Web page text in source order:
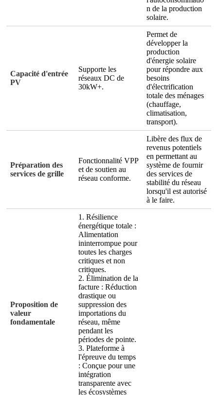
n de la production
solaire.
Capacité d'entrée
PV
Supporte les
réseaux DC de
30kW+.
Permet de
développer la
production
d'énergie solaire
pour répondre aux
besoins
d'électrification
totale des ménages
(chauffage,
climatisation,
transport).
Préparation des
services de grille
Fonctionnalité VPP
et de soutien au
réseau conforme.
Libère des flux de
revenus potentiels
en permettant au
système de fournir
des services de
stabilité du réseau
lorsqu'il est autorisé
à le faire.
Proposition de
valeur
fondamentale
1. Résilience
énergétique totale :
Alimentation
ininterrompue pour
toutes les charges
critiques et non
critiques.
2. Élimination de la
facture : Réduction
drastique ou
suppression des
importations du
réseau, même
pendant les
périodes de pointe.
3. Plateforme à
l'épreuve du temps
: Conçue pour une
intégration
transparente avec
les écosystèmes